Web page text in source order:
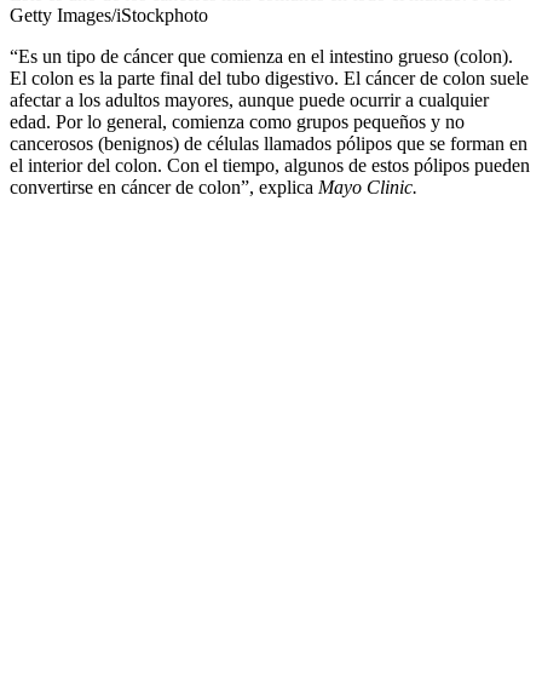
Getty Images/iStockphoto
“Es un tipo de cáncer que comienza en el intestino grueso (colon).
El colon es la parte final del tubo digestivo. El cáncer de colon suele
afectar a los adultos mayores, aunque puede ocurrir a cualquier
edad. Por lo general, comienza como grupos pequeños y no
cancerosos (benignos) de células llamados pólipos que se forman en
el interior del colon. Con el tiempo, algunos de estos pólipos pueden
convertirse en cáncer de colon”, explica Mayo Clinic.